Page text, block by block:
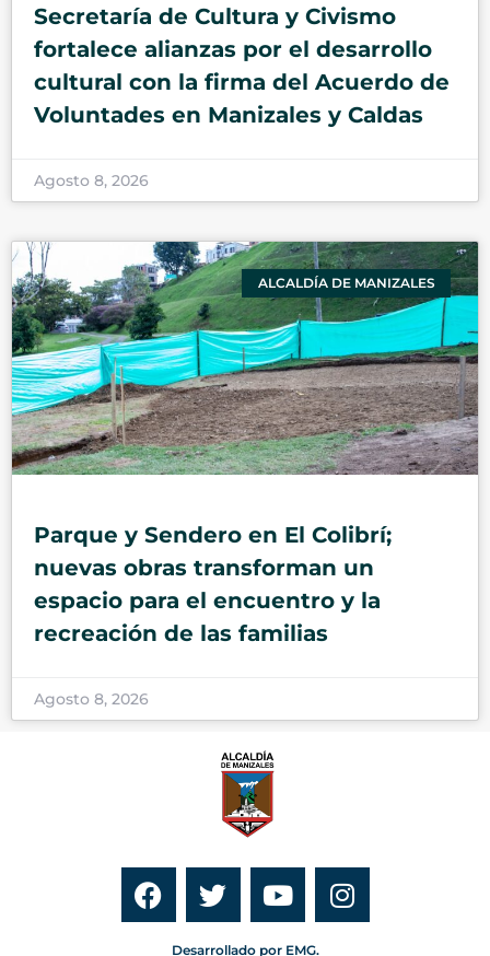
Secretaría de Cultura y Civismo
fortalece alianzas por el desarrollo
cultural con la firma del Acuerdo de
Voluntades en Manizales y Caldas
Agosto 8, 2026
ALCALDÍA DE MANIZALES
Parque y Sendero en El Colibrí;
nuevas obras transforman un
espacio para el encuentro y la
recreación de las familias
Agosto 8, 2026
Desarrollado por EMG.